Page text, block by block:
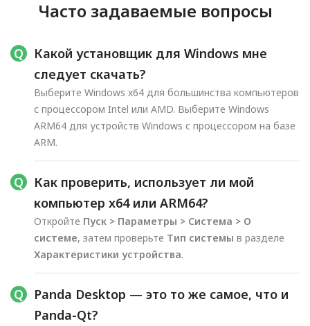
Часто задаваемые вопросы
Какой установщик для Windows мне
следует скачать?
Выберите Windows x64 для большинства компьютеров
с процессором Intel или AMD. Выберите Windows
ARM64 для устройств Windows с процессором на базе
ARM.
Как проверить, использует ли мой
компьютер x64 или ARM64?
Откройте Пуск > Параметры > Система > О
системе, затем проверьте Тип системы в разделе
Характеристики устройства.
Panda Desktop — это то же самое, что и
Panda-Qt?